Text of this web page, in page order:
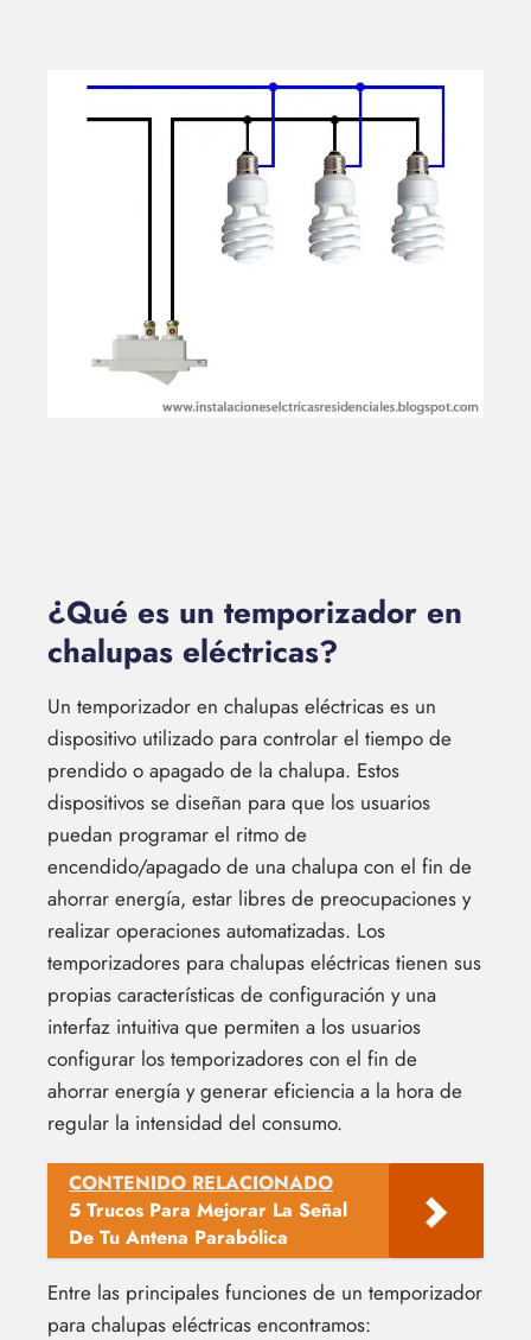
¿Qué es un temporizador en
chalupas eléctricas?
Un temporizador en chalupas eléctricas es un
dispositivo utilizado para controlar el tiempo de
prendido o apagado de la chalupa. Estos
dispositivos se diseñan para que los usuarios
puedan programar el ritmo de
encendido/apagado de una chalupa con el fin de
ahorrar energía, estar libres de preocupaciones y
realizar operaciones automatizadas. Los
temporizadores para chalupas eléctricas tienen sus
propias características de configuración y una
interfaz intuitiva que permiten a los usuarios
configurar los temporizadores con el fin de
ahorrar energía y generar eficiencia a la hora de
regular la intensidad del consumo.
CONTENIDO RELACIONADO
5 Trucos Para Mejorar La Señal
De Tu Antena Parabólica
Entre las principales funciones de un temporizador
para chalupas eléctricas encontramos: